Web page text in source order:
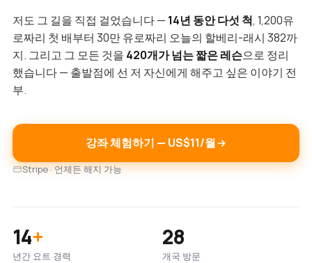
저도 그 길을 직접 걸었습니다 — 14년 동안 다섯 척, 1,200유
로짜리 첫 배부터 30만 유로짜리 오늘의 할베리-래시 382까
지. 그리고 그 모든 것을 420개가 넘는 짧은 레슨으로 정리
했습니다 — 출발점에 선 저 자신에게 해주고 싶은 이야기 전
부.
강좌 체험하기 — US$11/월
Stripe · 언제든 해지 가능
14+
년간 요트 경력
28
개국 방문